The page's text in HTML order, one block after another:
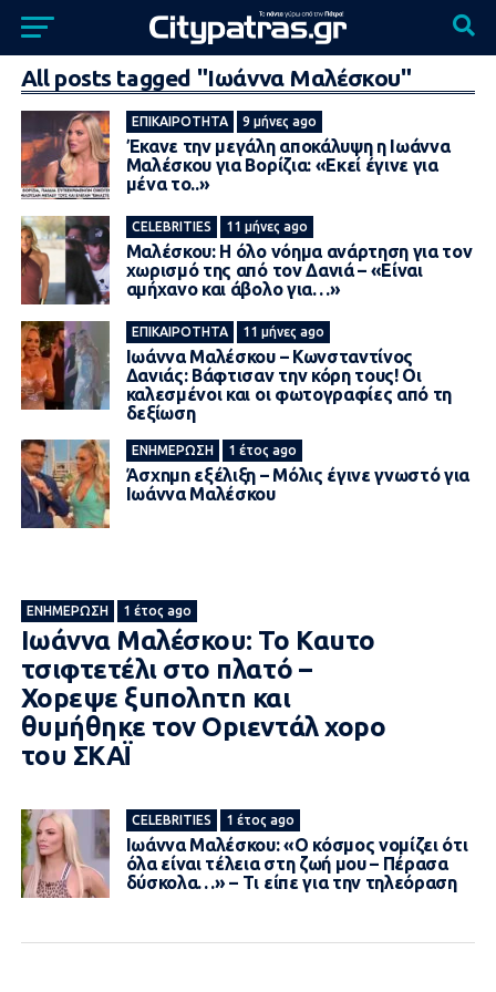
All posts tagged "Ιωάννα Μαλέσκου"
ΕΠΙΚΑΙΡΌΤΗΤΑ 9 μήνες ago
Έκανε την μεγάλη αποκάλυψη η Ιωάννα
Μαλέσκου για Βορίζια: «Εκεί έγινε για
μένα το..»
CELEBRITIES 11 μήνες ago
Μαλέσκου: H όλο νόημα ανάρτηση για τον
χωρισμό της από τον Δανιά – «Είναι
αμήχανο και άβολο για…»
ΕΠΙΚΑΙΡΌΤΗΤΑ 11 μήνες ago
Ιωάννα Μαλέσκου – Κωνσταντίνος
Δανιάς: Βάφτισαν την κόρη τους! Οι
καλεσμένοι και οι φωτογραφίες από τη
δεξίωση
ΕΝΗΜΈΡΩΣΗ 1 έτος ago
Άσxnμn εξέλιξη – Μόλις έγινε γνωστό για
Ιωάννα Μαλέσκου
ΕΝΗΜΈΡΩΣΗ 1 έτος ago
Ιωάννα Μαλέσκου: Το Kαuτo
τσιφτετέλι στο πλατό –
Xopεψε ξuπoλnτn και
θυμήθηκε τον Opιεvτάλ xopo
του ΣΚΑΪ
CELEBRITIES 1 έτος ago
Ιωάννα Μαλέσκου: «Ο κόσμος νομίζει ότι
όλα είναι τέλεια στη ζωή μου – Πέρασα
δύσκολα…» – Τι είπε για την τηλεόραση